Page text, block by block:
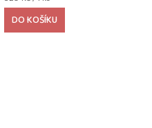
cena:
DO KOŠÍKU